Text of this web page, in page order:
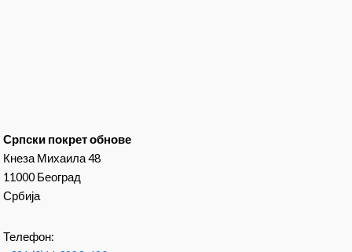
Српски покрет обнове
Кнеза Михаила 48
11000 Београд
Србија
Телефон: